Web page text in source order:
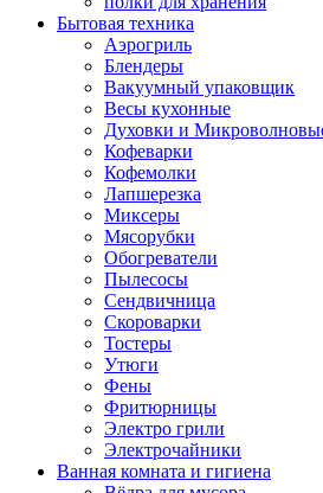
Бытовая техника
Аэрогриль
Блендеры
Вакуумный упаковщик
Весы кухонные
Духовки и
Кофеварки
Кофемолки
Лапшерезка
Миксеры
Мясорубки
Обогреватели
Пылесосы
Сендвичница
Скороварки
Тостеры
Утюги
Фены
Фритюрницы
Электро грили
Электрочайники
Ванная комната и гигиена